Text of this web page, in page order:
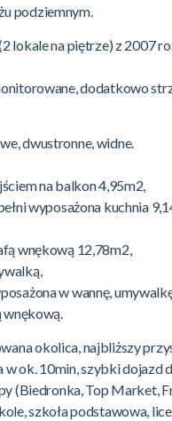
podziemnym.
lokale na piętrze) z 2007
dodatkowo
dwustronne, widne.
na balkon 4,95m2,
wyposażona kuchnia
wnękową 12,78m2,
w wannę,
wnękową.
okolica, najbliższy
ok. 10min, szybki dojazd
(Biedronka, Top Market,
szkoła podstawowa,